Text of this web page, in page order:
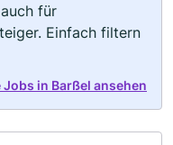
für
Einfach filtern
in Barßel ansehen